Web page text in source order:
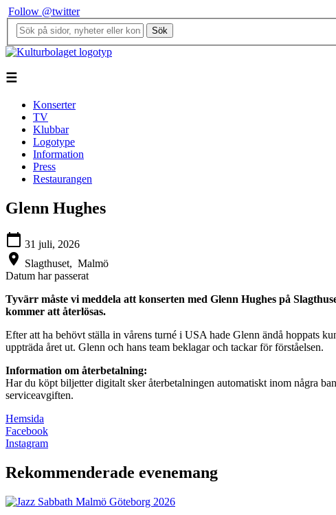
Follow @twitter
Sök
☰
Konserter
TV
Klubbar
Logotype
Information
Press
Restaurangen
Glenn Hughes
calendar_today 31 juli, 2026
location_on Slagthuset, Malmö
Datum har passerat
Tyvärr måste vi meddela att konserten med Glenn Hughes på
kommer att återlösas.
Efter att ha behövt ställa in vårens turné i USA hade Glenn ändå hoppats
uppträda året ut. Glenn och hans team beklagar och tackar för förståelsen.
Information om återbetalning:
Har du köpt biljetter digitalt sker återbetalningen automatiskt inom några
serviceavgiften.
Hemsida
Facebook
Instagram
Rekommenderade evenemang